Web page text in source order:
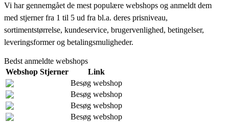
Vi har gennemgået de mest populære webshops og anmeldt dem
med stjerner fra 1 til 5 ud fra bl.a. deres prisniveau,
sortimentstørrelse, kundeservice, brugervenlighed, betingelser,
leveringsformer og betalingsmuligheder.
Bedst anmeldte webshops
Webshop Stjerner
Link
Besøg webshop
Besøg webshop
Besøg webshop
Besøg webshop